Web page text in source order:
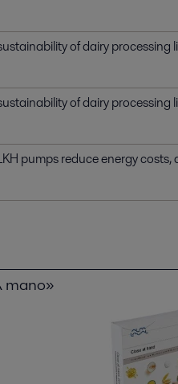
of dairy
of dairy
pumps reduce energy
mano»